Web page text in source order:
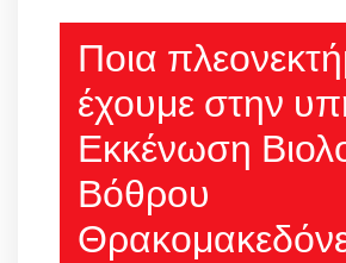
Ποια
έχουμε στην
Εκκένωση
Βόθρου